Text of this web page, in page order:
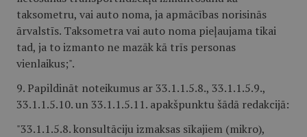
taksometru, vai auto noma, ja apmācības norisinās
ārvalstīs. Taksometra vai auto noma pieļaujama tikai
tad, ja to izmanto ne mazāk kā trīs personas
vienlaikus;".
9. Papildināt noteikumus ar 33.1.1.5.8., 33.1.1.5.9.,
33.1.1.5.10. un 33.1.1.5.11. apakšpunktu šādā redakcijā:
"33.1.1.5.8. konsultāciju izmaksas sīkajiem (mikro),